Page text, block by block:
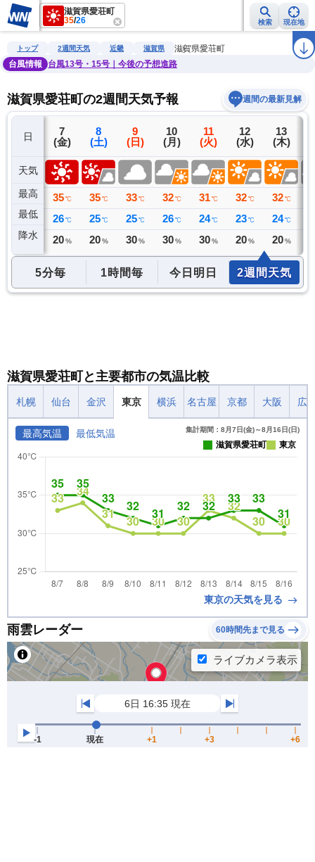
滋賀県愛荘町
35/26 検索 現在地
雨雲レーダー 台風情報 地震情報 警報・注意報 ラ
トップ 2週間天気 近畿 滋賀県
滋賀県愛荘町
台風情報
台風13号・15号｜今後の予想進路
滋賀県愛荘町の2週間天気予報 週間の最新見解
日
天気
最高
最低
降水
6
(木)
34 ℃
26 ℃
0 ミリ
7
(金)
35 ℃
26 ℃
20 %
8
(土)
35 ℃
25 ℃
20 %
9
(日)
33 ℃
25 ℃
30 %
10
(月)
32 ℃
26 ℃
30 %
11
(火)
31 ℃
24 ℃
30 %
12
(水)
32 ℃
23 ℃
20 %
13
(木)
32 ℃
24 ℃
20 %
5分毎 1時間毎 今日明日 2週間天気
滋賀県愛荘町と主要都市の気温比較
札幌 仙台 金沢 東京 横浜 名古屋 京都 大阪 広
最高気温 最低気温 集計期間：8月7日(金)～8月16日(日)
滋賀県愛荘町 東京
東京の天気を見る
雨雲レーダー 60時間先まで見る